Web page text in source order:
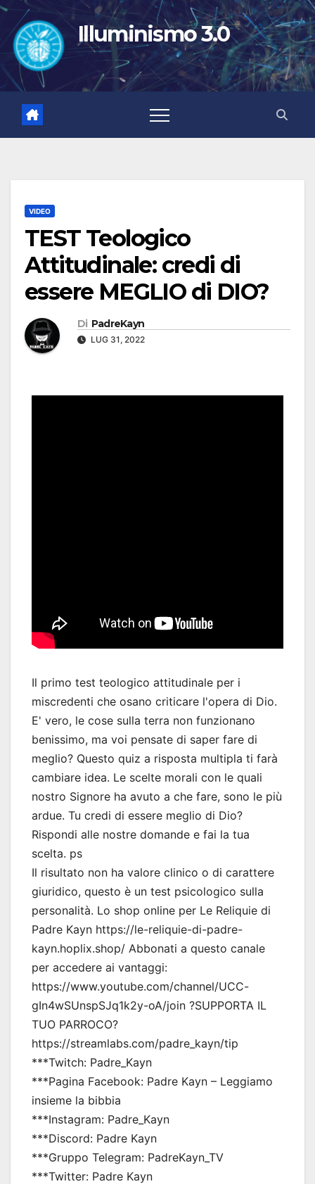
Salta
contenuto
Illuminismo 3.0
VIDEO
TEST Teologico
Attitudinale: credi di
essere MEGLIO di DIO?
Di PadreKayn
LUG 31, 2022
Il primo test teologico attitudinale per i
miscredenti che osano criticare l'opera di Dio.
E' vero, le cose sulla terra non funzionano
benissimo, ma voi pensate di saper fare di
meglio? Questo quiz a risposta multipla ti farà
cambiare idea. Le scelte morali con le quali
nostro Signore ha avuto a che fare, sono le più
ardue. Tu credi di essere meglio di Dio?
Rispondi alle nostre domande e fai la tua
scelta. ps
Il risultato non ha valore clinico o di carattere
giuridico, questo è un test psicologico sulla
personalità. Lo shop online per Le Reliquie di
Padre Kayn https://le-reliquie-di-padre-
kayn.hoplix.shop/ Abbonati a questo canale
per accedere ai vantaggi:
https://www.youtube.com/channel/UCC-
gIn4wSUnspSJq1k2y-oA/join ?SUPPORTA IL
TUO PARROCO?
https://streamlabs.com/padre_kayn/tip
***Twitch: Padre_Kayn
***Pagina Facebook: Padre Kayn – Leggiamo
insieme la bibbia
***Instagram: Padre_Kayn
***Discord: Padre Kayn
***Gruppo Telegram: PadreKayn_TV
***Twitter: Padre Kayn